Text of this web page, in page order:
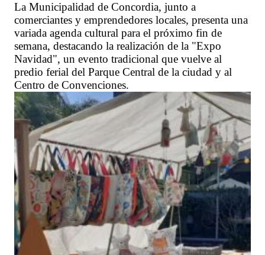
La Municipalidad de Concordia, junto a
comerciantes y emprendedores locales, presenta una
variada agenda cultural para el próximo fin de
semana, destacando la realización de la "Expo
Navidad", un evento tradicional que vuelve al
predio ferial del Parque Central de la ciudad y al
Centro de Convenciones.